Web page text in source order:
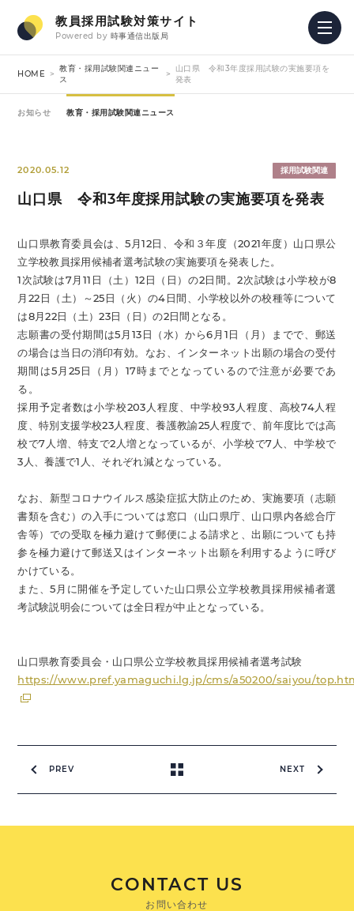
教員採用試験対策サイト
Powered by 時事通信出版局
HOME
教育・採用試験関連ニュー
ス
山口県 令和3年度採用試験の実施要項を
発表
お知らせ 教育・採用試験関連ニュース
2020.05.12 採用試験関連
山口県 令和3年度採用試験の実施要項を発表
山口県教育委員会は、5月12日、令和３年度（2021年度）山口県公
立学校教員採用候補者選考試験の実施要項を発表した。
1次試験は7月11日（土）12日（日）の2日間。2次試験は小学校が8
月22日（土）～25日（火）の4日間、小学校以外の校種等について
は8月22日（土）23日（日）の2日間となる。
志願書の受付期間は5月13日（水）から6月1日（月）までで、郵送
の場合は当日の消印有効。なお、インターネット出願の場合の受付
期間は5月25日（月）17時までとなっているので注意が必要であ
る。
採用予定者数は小学校203人程度、中学校93人程度、高校74人程
度、特別支援学校23人程度、養護教諭25人程度で、前年度比では高
校で7人増、特支で2人増となっているが、小学校で7人、中学校で
3人、養護で1人、それぞれ減となっている。
なお、新型コロナウイルス感染症拡大防止のため、実施要項（志願
書類を含む）の入手については窓口（山口県庁、山口県内各総合庁
舎等）での受取を極力避けて郵便による請求と、出願についても持
参を極力避けて郵送又はインターネット出願を利用するように呼び
かけている。
また、5月に開催を予定していた山口県公立学校教員採用候補者選
考試験説明会については全日程が中止となっている。
山口県教育委員会・山口県公立学校教員採用候補者選考試験
https://www.pref.yamaguchi.lg.jp/cms/a50200/saiyou/
PREV NEXT
CONTACT US
お問い合わせ